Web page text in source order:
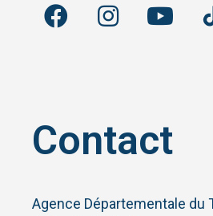
Contact
Agence Départementale du